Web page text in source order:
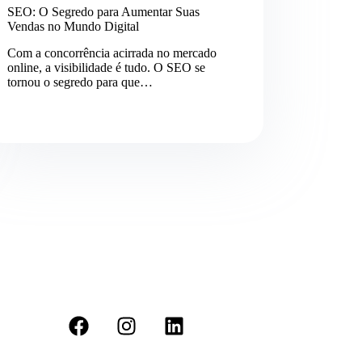
SEO: O Segredo para Aumentar Suas
Vendas no Mundo Digital
Com a concorrência acirrada no mercado
online, a visibilidade é tudo. O SEO se
tornou o segredo para que…